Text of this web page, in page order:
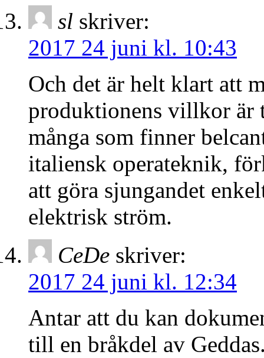
sl skriver:
2017 24 juni kl. 10:43
Och det är helt klart att
produktionens villkor är
många som finner
italiensk operateknik,
att göra sjungandet
elektrisk ström.
CeDe skriver:
2017 24 juni kl. 12:34
Antar att du kan
till en bråkdel av